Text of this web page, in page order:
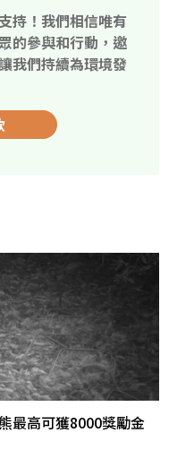
持！我們相信唯有
的參與和行動，邀
我們持續為環境發
最高可獲8000獎勵金